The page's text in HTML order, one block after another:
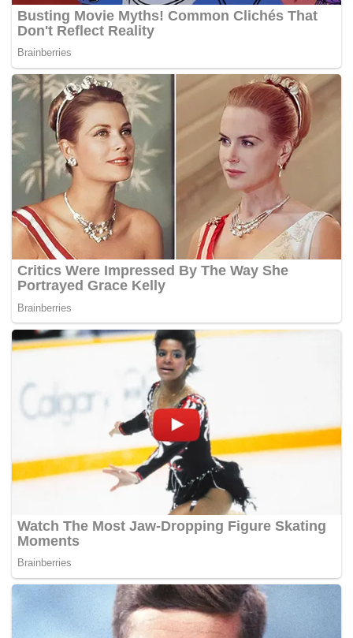
Jelasnya, empat lagi bandar di Luhansk dibedil
semalaman sehingga menyebabkan kebakaran di
beberapa pangsapuri dan rumah.
Sementara itu, Kakitangan Am Angkatan Tentera
memaklumkan Ukraine berjaya merampas semula tiga
perkampungan di wilayah Kherson.
Dalam satu video yang disiarkan di YouTube,
perkampungan Dobryanka, Novovoznisenske dan
Trudolyubovka `dibebaskan’ selepas beberapa minggu
dikepung.
UtusanOnline-
Tags: kanak-kanak terkorban